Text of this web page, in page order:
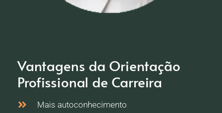
Vantagens da Orientação
Profissional de Carreira
Mais autoconhecimento